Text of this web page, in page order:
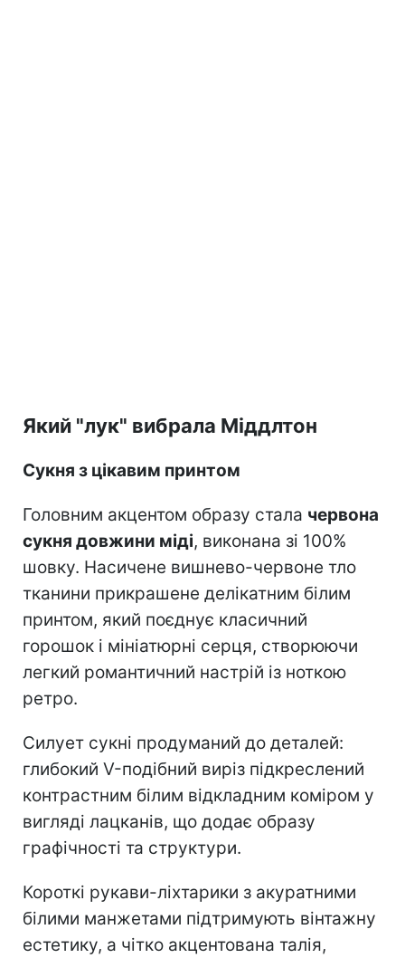
Який "лук" вибрала Міддлтон
Сукня з цікавим принтом
Головним акцентом образу стала червона
сукня довжини міді, виконана зі 100%
шовку. Насичене вишнево-червоне тло
тканини прикрашене делікатним білим
принтом, який поєднує класичний
горошок і мініатюрні серця, створюючи
легкий романтичний настрій із ноткою
ретро.
Силует сукні продуманий до деталей:
глибокий V-подібний виріз підкреслений
контрастним білим відкладним коміром у
вигляді лацканів, що додає образу
графічності та структури.
Короткі рукави-ліхтарики з акуратними
білими манжетами підтримують вінтажну
естетику, а чітко акцентована талія,